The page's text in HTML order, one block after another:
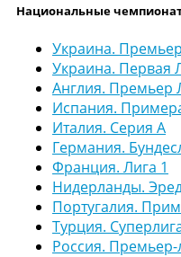
Национальные
Украина.
Украина. Первая
Англия. Премьер
Испания.
Италия. Серия А
Германия.
Франция. Лига 1
Нидерланды.
Португалия.
Турция.
Россия. Премьер-